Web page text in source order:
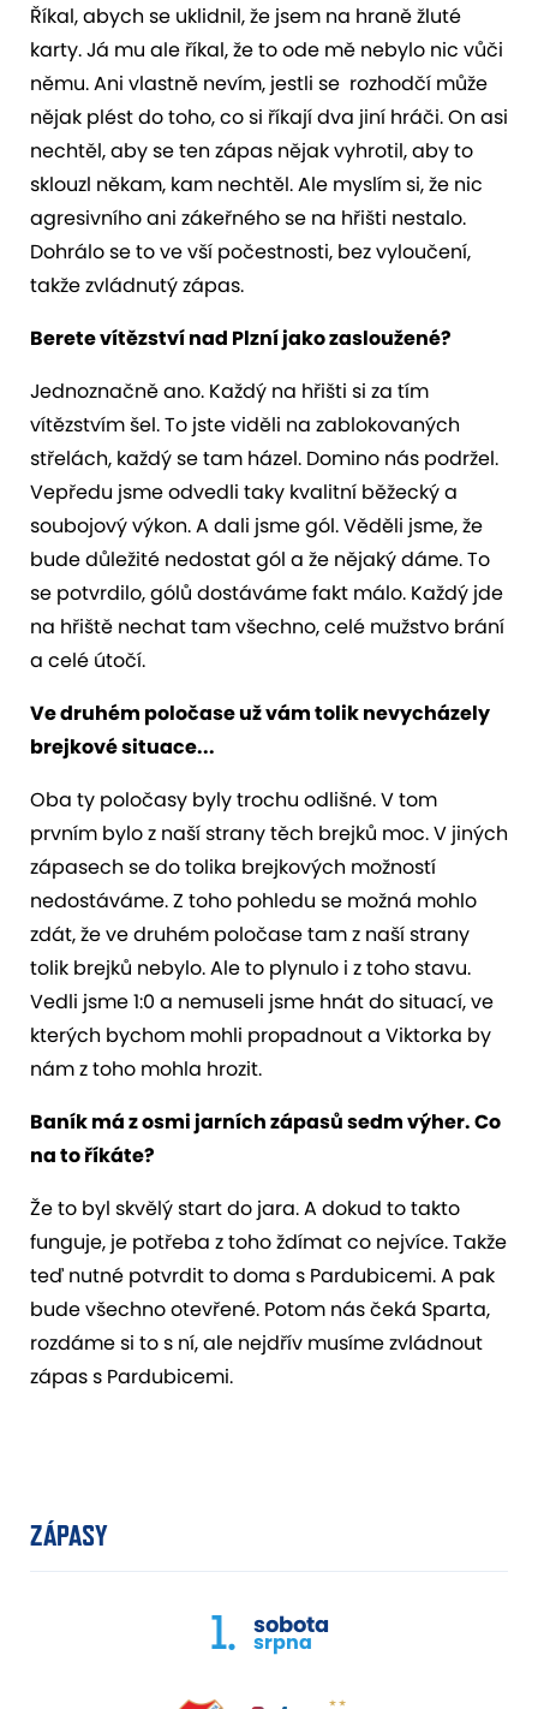
Říkal, abych se uklidnil, že jsem na hraně žluté
karty. Já mu ale říkal, že to ode mě nebylo nic vůči
němu. Ani vlastně nevím, jestli se rozhodčí může
nějak plést do toho, co si říkají dva jiní hráči. On asi
nechtěl, aby se ten zápas nějak vyhrotil, aby to
sklouzl někam, kam nechtěl. Ale myslím si, že nic
agresivního ani zákeřného se na hřišti nestalo.
Dohrálo se to ve vší počestnosti, bez vyloučení,
takže zvládnutý zápas.
Berete vítězství nad Plzní jako zasloužené?
Jednoznačně ano. Každý na hřišti si za tím
vítězstvím šel. To jste viděli na zablokovaných
střelách, každý se tam házel. Domino nás podržel.
Vepředu jsme odvedli taky kvalitní běžecký a
soubojový výkon. A dali jsme gól. Věděli jsme, že
bude důležité nedostat gól a že nějaký dáme. To
se potvrdilo, gólů dostáváme fakt málo. Každý jde
na hřiště nechat tam všechno, celé mužstvo brání
a celé útočí.
Ve druhém poločase už vám tolik nevycházely
brejkové situace...
Oba ty poločasy byly trochu odlišné. V tom
prvním bylo z naší strany těch brejků moc. V jiných
zápasech se do tolika brejkových možností
nedostáváme. Z toho pohledu se možná mohlo
zdát, že ve druhém poločase tam z naší strany
tolik brejků nebylo. Ale to plynulo i z toho stavu.
Vedli jsme 1:0 a nemuseli jsme hnát do situací, ve
kterých bychom mohli propadnout a Viktorka by
nám z toho mohla hrozit.
Baník má z osmi jarních zápasů sedm výher. Co
na to říkáte?
Že to byl skvělý start do jara. A dokud to takto
funguje, je potřeba z toho ždímat co nejvíce. Takže
teď nutné potvrdit to doma s Pardubicemi. A pak
bude všechno otevřené. Potom nás čeká Sparta,
rozdáme si to s ní, ale nejdřív musíme zvládnout
zápas s Pardubicemi.
ZÁPASY
1. sobota
srpna